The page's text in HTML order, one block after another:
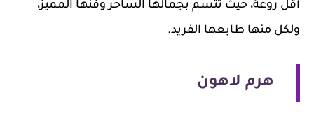
أقل روعة، حيث تتسم بجمالها الساحر وفنها المميز،
ولكل منها طابعها الفريد.
هرم لاهون